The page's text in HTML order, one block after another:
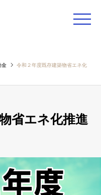
toggle
金
令和２年度既存建築物省エネ化
省エネ化推進